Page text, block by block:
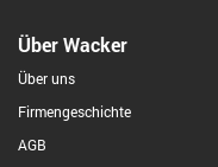
Über Wacker
Über uns
Firmengeschichte
AGB